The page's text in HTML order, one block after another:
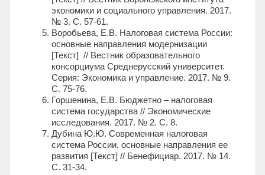
экономики и социального управления. 2017.
№ 3. С. 57-61.
Воробьева, Е.В. Налоговая система России:
основные направления модернизации
[Текст] // Вестник образовательного
консорциума Среднерусский университет.
Серия: Экономика и управление. 2017. № 9.
С. 75-76.
Горшенина, Е.В. Бюджетно – налоговая
система государства // Экономические
исследования. 2017. № 2. С. 8.
Дубина Ю.Ю. Современная налоговая
система России, основные направления ее
развития [Текст] // Бенефициар. 2017. № 14.
С. 31-34.